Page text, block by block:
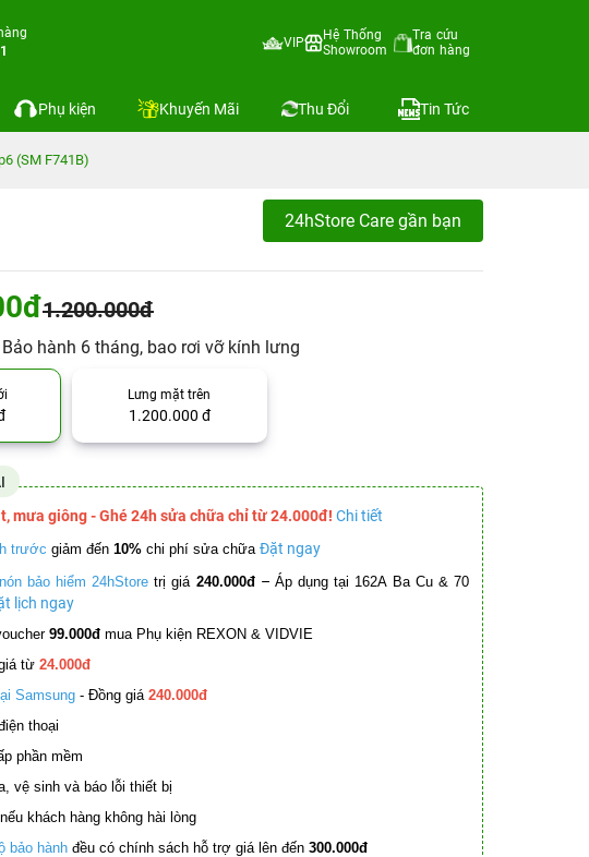
VIP
Hệ Thống
Showroom
Tra cứu
đơn hàng
Phụ kiện Khuyến Mãi Thu Đổi Tin Tức
(SM F741B)
24hStore Care gần bạn
1.200.000đ
Bảo hành 6 tháng, bao rơi vỡ kính lưng
Lưng mặt trên
1.200.000 đ
mưa giông - Ghé 24h sửa chữa chỉ từ 24.000đ! Chi tiết
trước giảm đến 10% chi phí sửa chữa Đặt ngay
nón bảo hiểm 24hStore trị giá 240.000đ – Áp dụng tại 162A Ba Cu & 70
lịch ngay
99.000đ mua Phụ kiện REXON & VIDVIE
từ 24.000đ
Samsung - Đồng giá 240.000đ
thoại
phần mềm
vệ sinh và báo lỗi thiết bị
nếu khách hàng không hài lòng
bảo hành đều có chính sách hỗ trợ giá lên đến 300.000đ